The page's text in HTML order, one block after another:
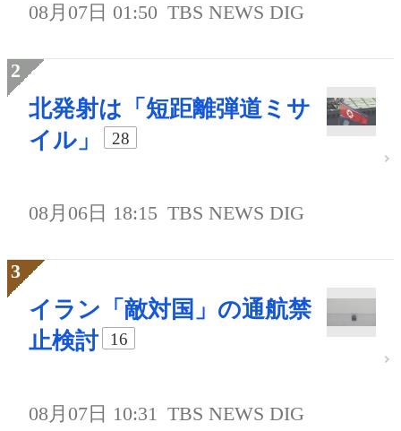
08月07日 01:50 TBS NEWS DIG
北発射は「短距離弾道ミサ
イル」
28
08月06日 18:15 TBS NEWS DIG
イラン「敵対国」の通航禁
止検討
16
08月07日 10:31 TBS NEWS DIG